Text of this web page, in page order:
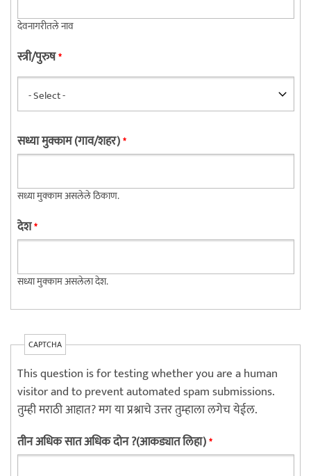
देवनागरीतले नाव
स्त्री/पुरुष*
सध्या मुक्काम (गाव/शहर)*
सध्या मुक्काम असलेले ठिकाण.
देश*
सध्या मुक्काम असलेला देश.
CAPTCHA
This question is for testing whether you are a human
visitor and to prevent automated spam submissions.
तुम्ही मराठी आहात? मग या प्रश्नाचे उत्तर तुम्हाला लगेच येईल.
तीन अधिक सात अधिक दोन ?(आकड्यात लिहा)*